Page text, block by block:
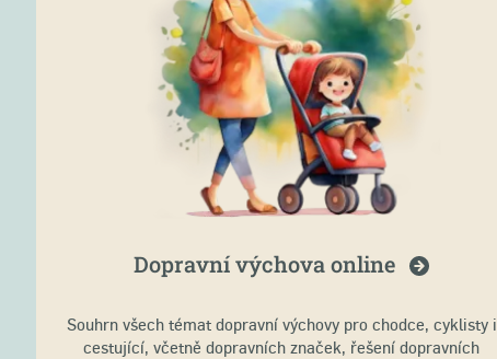
Dopravní výchovaonline
Souhrn všech témat dopravní výchovy pro chodce, cyklisty i
cestující, včetně dopravních značek, řešení dopravních